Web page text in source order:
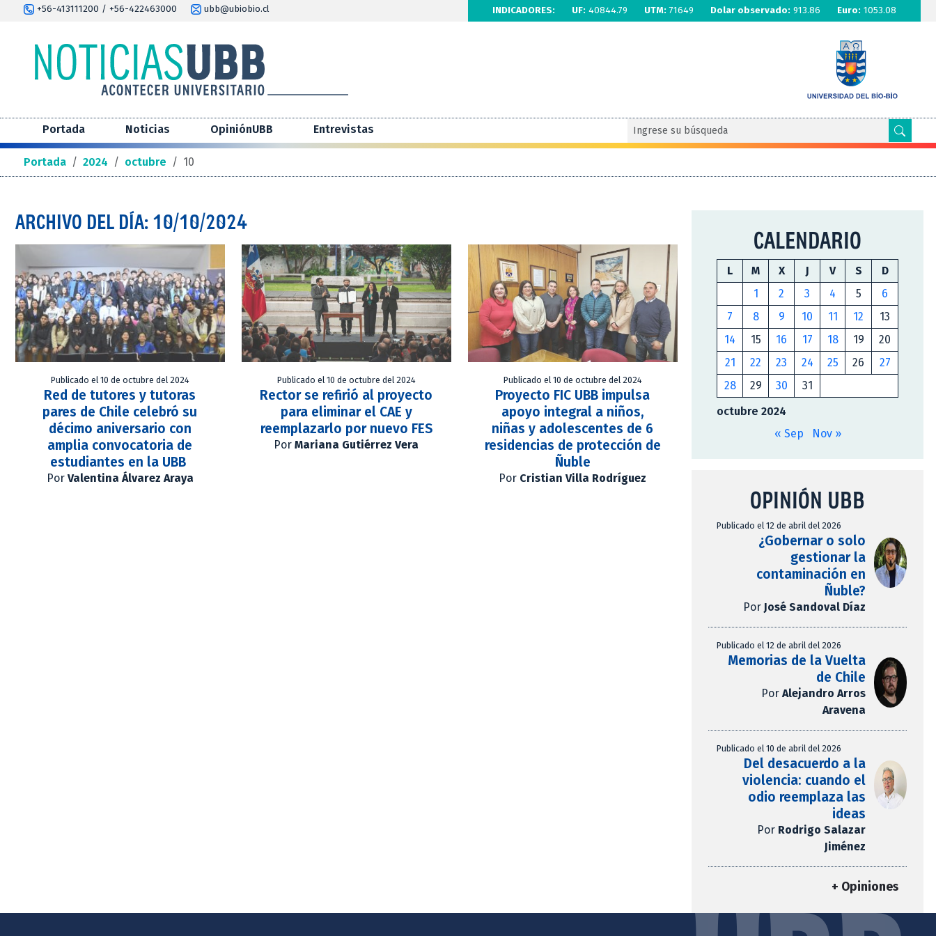
+56-413111200 / +56-422463000 ubb@ubiobio.cl INDICADORES: UF: 40844.79 UTM: 71649 Dolar observado: 913.86 Euro: 1053.08
Portada Noticias OpiniónUBB Entrevistas
Portada / 2024 / octubre / 10
ARCHIVO DEL DÍA: 10/10/2024
Publicado el 10 de octubre del 2024
Red de tutores y tutoras
pares de Chile celebró su
décimo aniversario con
amplia convocatoria de
estudiantes en la UBB
Por Valentina Álvarez Araya
Publicado el 10 de octubre del 2024
Rector se refirió al proyecto
para eliminar el CAE y
reemplazarlo por nuevo FES
PorMariana Gutiérrez Vera
Publicado el 10 de octubre del 2024
Proyecto FIC UBB impulsa
apoyo integral a niños,
niñas y adolescentes de 6
residencias de protección de
Ñuble
Por Cristian Villa Rodríguez
CALENDARIO
octubre 2024
L M X J V S
D
1
2 3 4 5
6
7
8 9 10 11 12
13
14
15 16 17 18 19
20
21
22 23 24 25 26
27
28
29 30 31
« Sep Nov »
OPINIÓN UBB
Publicado el 12 de abril del 2026
¿Gobernar o solo
gestionar la
contaminación en
Ñuble?
Por José Sandoval Díaz
Publicado el 12 de abril del 2026
Memorias de la Vuelta
de Chile
Por Alejandro Arros
Aravena
Publicado el 10 de abril del 2026
Del desacuerdo a la
violencia: cuando el
odio reemplaza las
ideas
Por Rodrigo Salazar
Jiménez
+ Opiniones